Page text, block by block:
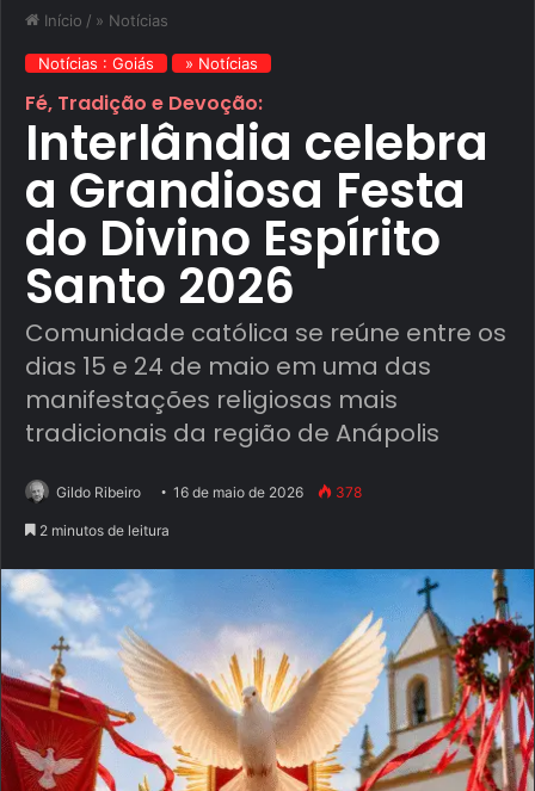
Início / » Notícias
Notícias : Goiás » Notícias
Fé, Tradição e Devoção:
Interlândia celebra
a Grandiosa Festa
do Divino Espírito
Santo 2026
Comunidade católica se reúne entre os
dias 15 e 24 de maio em uma das
manifestações religiosas mais
tradicionais da região de Anápolis
Gildo Ribeiro 16 de maio de 2026 378
2 minutos de leitura